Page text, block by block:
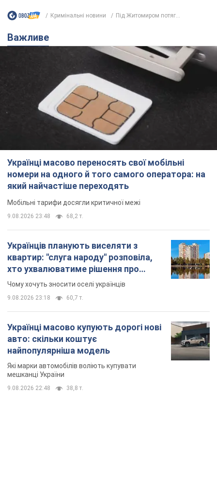
Українці масово переносять свої мобільні
номери на одного й того самого оператора: на
який найчастіше переходять
Мобільні тарифи досягли критичної межі
68,2 т.
Українців планують виселяти з
квартир: "слуга народу" розповіла,
хто ухвалюватиме рішення про
знесення будинків
Чому хочуть зносити оселі українців
9.08.2026 23:18 60,7 т.
Українці масово купують дорогі нові
авто: скільки коштує
найпопулярніша модель
Які марки автомобілів воліють купувати